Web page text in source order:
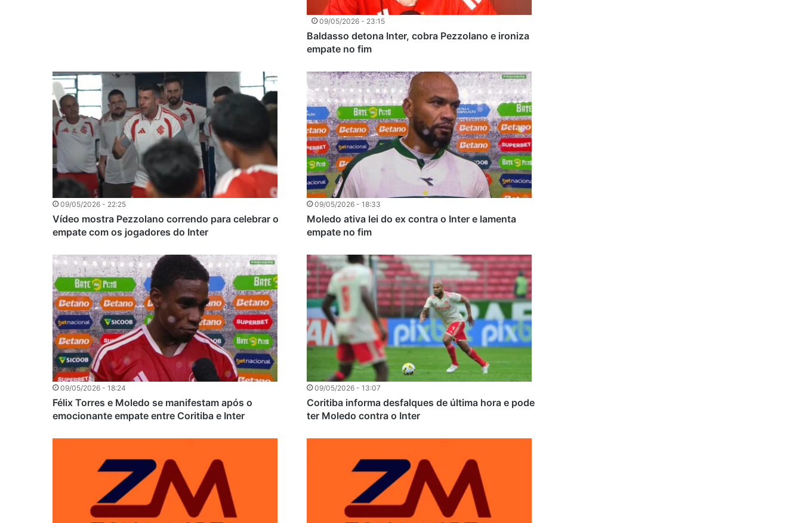
09/05/2026 - 23:15
Baldasso detona Inter, cobra Pezzolano e ironiza
empate no fim
09/05/2026 - 22:25
Vídeo mostra Pezzolano correndo para celebrar o
empate com os jogadores do Inter
09/05/2026 - 18:33
Moledo ativa lei do ex contra o Inter e lamenta
empate no fim
09/05/2026 - 18:24
Félix Torres e Moledo se manifestam após o
emocionante empate entre Coritiba e Inter
09/05/2026 - 13:07
Coritiba informa desfalques de última hora e pode
ter Moledo contra o Inter